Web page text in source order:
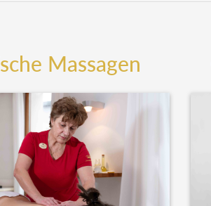
Massagen